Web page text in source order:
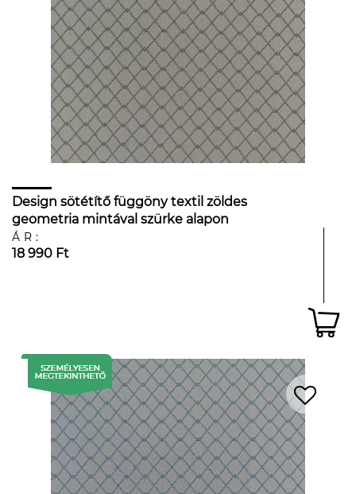
Design sötétítő függöny textil zöldes
geometria mintával szürke alapon
ÁR:
18 990 Ft